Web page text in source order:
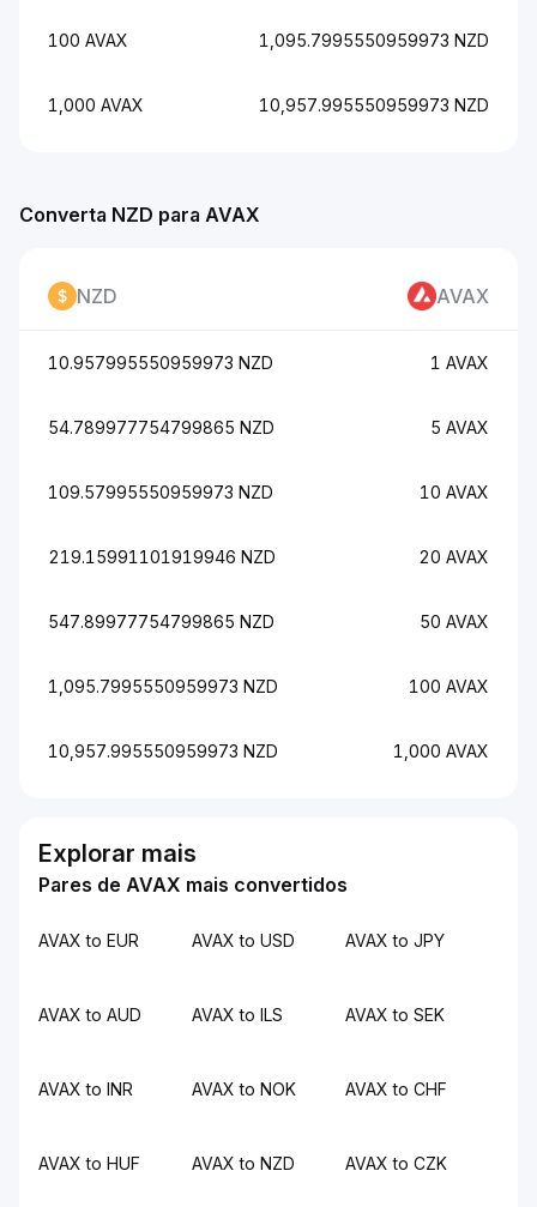
100 AVAX 1,095.7995550959973 NZD
1,000 AVAX 10,957.995550959973 NZD
Converta NZD para AVAX
NZD AVAX
10.957995550959973 NZD 1 AVAX
54.789977754799865 NZD 5 AVAX
109.57995550959973 NZD 10 AVAX
219.15991101919946 NZD 20 AVAX
547.89977754799865 NZD 50 AVAX
1,095.7995550959973 NZD 100 AVAX
10,957.995550959973 NZD 1,000 AVAX
Explorar mais
Pares de AVAX mais convertidos
AVAX to EUR AVAX to USD AVAX to JPY
AVAX to AUD AVAX to ILS AVAX to SEK
AVAX to INR AVAX to NOK AVAX to CHF
AVAX to HUF AVAX to NZD AVAX to CZK